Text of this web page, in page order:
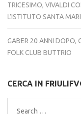
TRICESIMO, VIVALDI
L’ISTITUTO SANTA
GABER 20 ANNI DOPO,
FOLK CLUB BUTTRIO
CERCA IN
Search